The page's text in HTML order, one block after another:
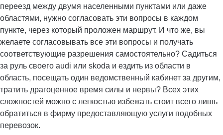
переезд между двумя населенными пунктами или даже
областями, нужно согласовать эти вопросы в каждом
пункте, через который проложен маршрут. И что же, вы
желаете согласовывать все эти вопросы и получать
соответствующие разрешения самостоятельно? Садиться
за руль своего audi или skoda и ездить из области в
область, посещать один ведомственный кабинет за другим,
тратить драгоценное время силы и нервы? Всех этих
сложностей можно с легкостью избежать стоит всего лишь
обратиться в фирму предоставляющую услуги подобных
перевозок.